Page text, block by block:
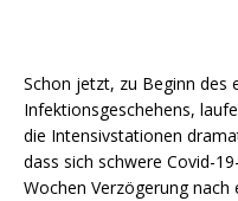
Schon jetzt, zu Beginn des
Infektionsgeschehens,
die Intensivstationen
dass sich schwere Covid-
Wochen Verzögerung